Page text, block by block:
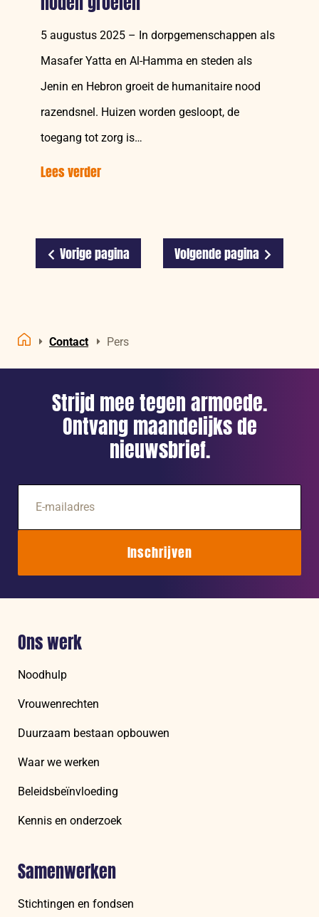
5 augustus 2025 – In dorpgemenschappen als
Masafer Yatta en Al-Hamma en steden als
Jenin en Hebron groeit de humanitaire nood
razendsnel. Huizen worden gesloopt, de
toegang tot zorg is…
Lees verder
Westelijke
Jordaanoever
noden
groeien
Vorige pagina Volgende pagina
Contact Pers
Strijd mee tegen armoede.
Ontvang maandelijks de
nieuwsbrief.
mailadres
Inschrijven
Ons werk
Noodhulp
Vrouwenrechten
Duurzaam bestaan opbouwen
Waar we werken
Beleidsbeïnvloeding
Kennis en onderzoek
Samenwerken
Stichtingen en fondsen